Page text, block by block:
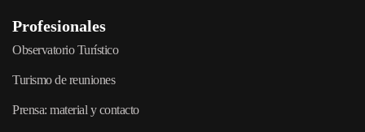
Profesionales
Observatorio Turístico
Turismo de reuniones
Prensa: material y contacto